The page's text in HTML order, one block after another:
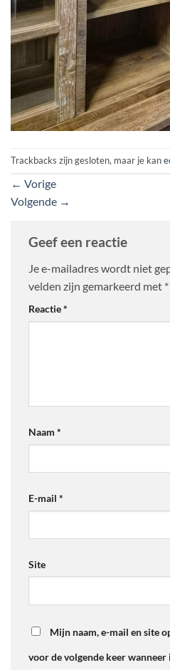
Trackbacks zijn gesloten, maar je kan
← Vorige
Volgende →
Geef een reactie
Je e-mailadres wordt niet
velden zijn gemarkeerd met *
Reactie*
Naam *
E-mail *
Site
Mijn naam, e-mail en site
voor de volgende keer wanneer